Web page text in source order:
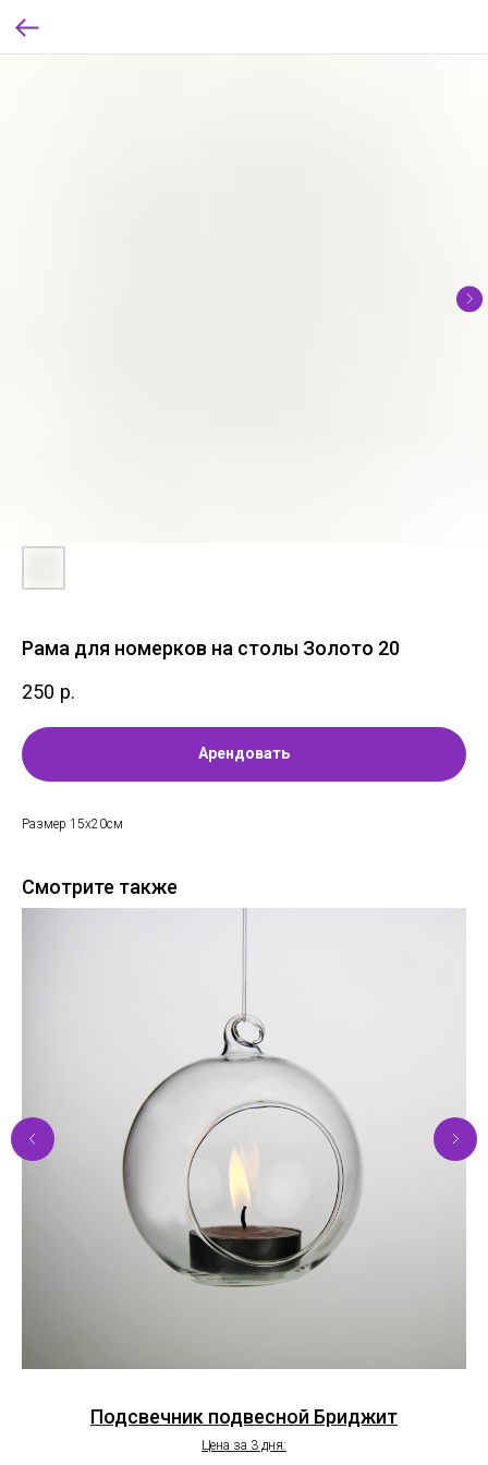
Рама для номерков на столы Золото 20
250 р.
Арендовать
Размер 15х20см
Смотрите также
Подсвечник подвесной Бриджит
Цена за 3 дня: